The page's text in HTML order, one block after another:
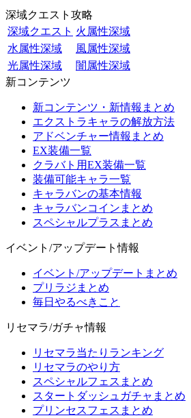
深域クエスト攻略
深域クエスト 火属性深域
水属性深域
風属性深域
光属性深域
闇属性深域
新コンテンツ
新コンテンツ・新情報まとめ
エクストラキャラの解放方法
アドベンチャー情報まとめ
EX装備一覧
クラバト用EX装備一覧
装備可能キャラ一覧
キャラバンの基本情報
キャラバンコインまとめ
スペシャルプラスまとめ
イベント/アップデート情報
イベント/アップデートまとめ
プリラジまとめ
毎日やるべきこと
リセマラ/ガチャ情報
リセマラ当たりランキング
リセマラのやり方
スペシャルフェスまとめ
スタートダッシュガチャまとめ
プリンセスフェスまとめ